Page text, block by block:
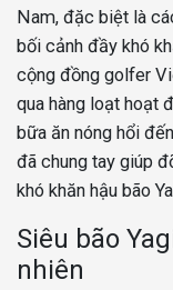
Nam, đặc biệt là
bối cảnh đầy khó
cộng đồng golfer
qua hàng loạt hoạt
bữa ăn nóng hổi
đã chung tay giúp
khó khăn hậu bão
Siêu bão
nhiên